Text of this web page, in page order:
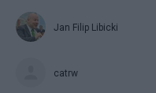
Jan Filip Libicki
catrw